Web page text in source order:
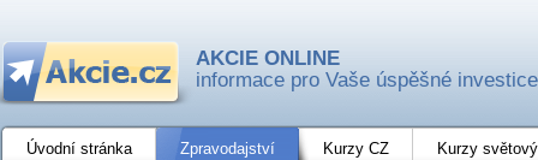
AKCIE ONLINE
informace pro Vaše úspěšné investice
Úvodní stránka Zpravodajství Kurzy CZ Kurzy